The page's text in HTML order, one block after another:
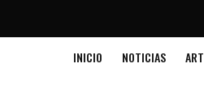
INICIO NOTICIAS